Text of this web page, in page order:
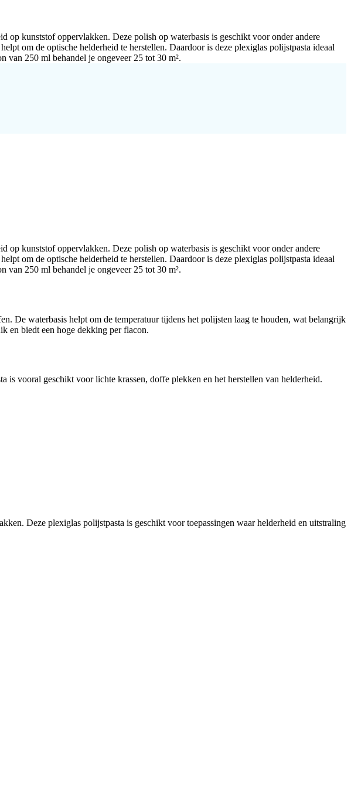
op kunststof oppervlakken. Deze polish op waterbasis is geschikt voor onder andere
om de optische helderheid te herstellen. Daardoor is deze plexiglas polijstpasta ideaal
van 250 ml behandel je ongeveer 25 tot 30 m².
op kunststof oppervlakken. Deze polish op waterbasis is geschikt voor onder andere
om de optische helderheid te herstellen. Daardoor is deze plexiglas polijstpasta ideaal
van 250 ml behandel je ongeveer 25 tot 30 m².
De waterbasis helpt om de temperatuur tijdens het polijsten laag te houden, wat belangrijk
en biedt een hoge dekking per flacon.
vooral geschikt voor lichte krassen, doffe plekken en het herstellen van helderheid.
Deze plexiglas polijstpasta is geschikt voor toepassingen waar helderheid en uitstraling